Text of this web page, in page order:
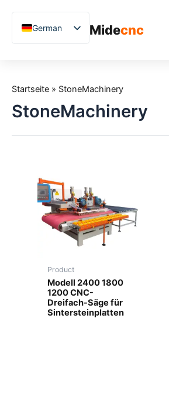
Midecnc
Produkt
Anwendungen
Unterstützung
German
English
Vietnamese
Russian
Uzbek
Polish
Startseite » StoneMachinery
StoneMachinery
Product
Modell 2400 1800
1200 CNC-
Dreifach-Säge für
Sintersteinplatten